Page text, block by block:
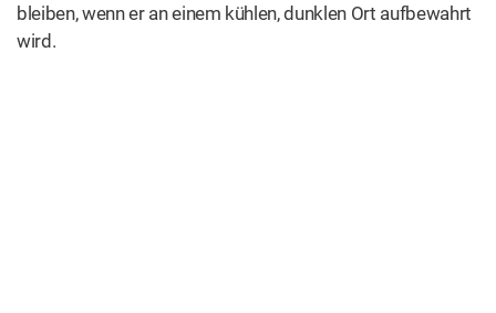
bleiben, wenn er an einem kühlen, dunklen Ort aufbewahrt
wird.